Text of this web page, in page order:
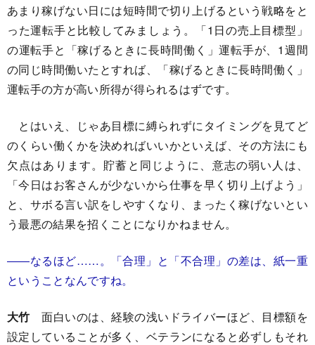
あまり稼げない日には短時間で切り上げるという戦略をと
った運転手と比較してみましょう。「1日の売上目標型」
の運転手と「稼げるときに長時間働く」運転手が、1週間
の同じ時間働いたとすれば、「稼げるときに長時間働く」
運転手の方が高い所得が得られるはずです。
とはいえ、じゃあ目標に縛られずにタイミングを見てど
のくらい働くかを決めればいいかといえば、その方法にも
欠点はあります。貯蓄と同じように、意志の弱い人は、
「今日はお客さんが少ないから仕事を早く切り上げよう」
と、サボる言い訳をしやすくなり、まったく稼げないとい
う最悪の結果を招くことになりかねません。
――なるほど……。「合理」と「不合理」の差は、紙一重
ということなんですね。
大竹 面白いのは、経験の浅いドライバーほど、目標額を
設定していることが多く、ベテランになると必ずしもそれ